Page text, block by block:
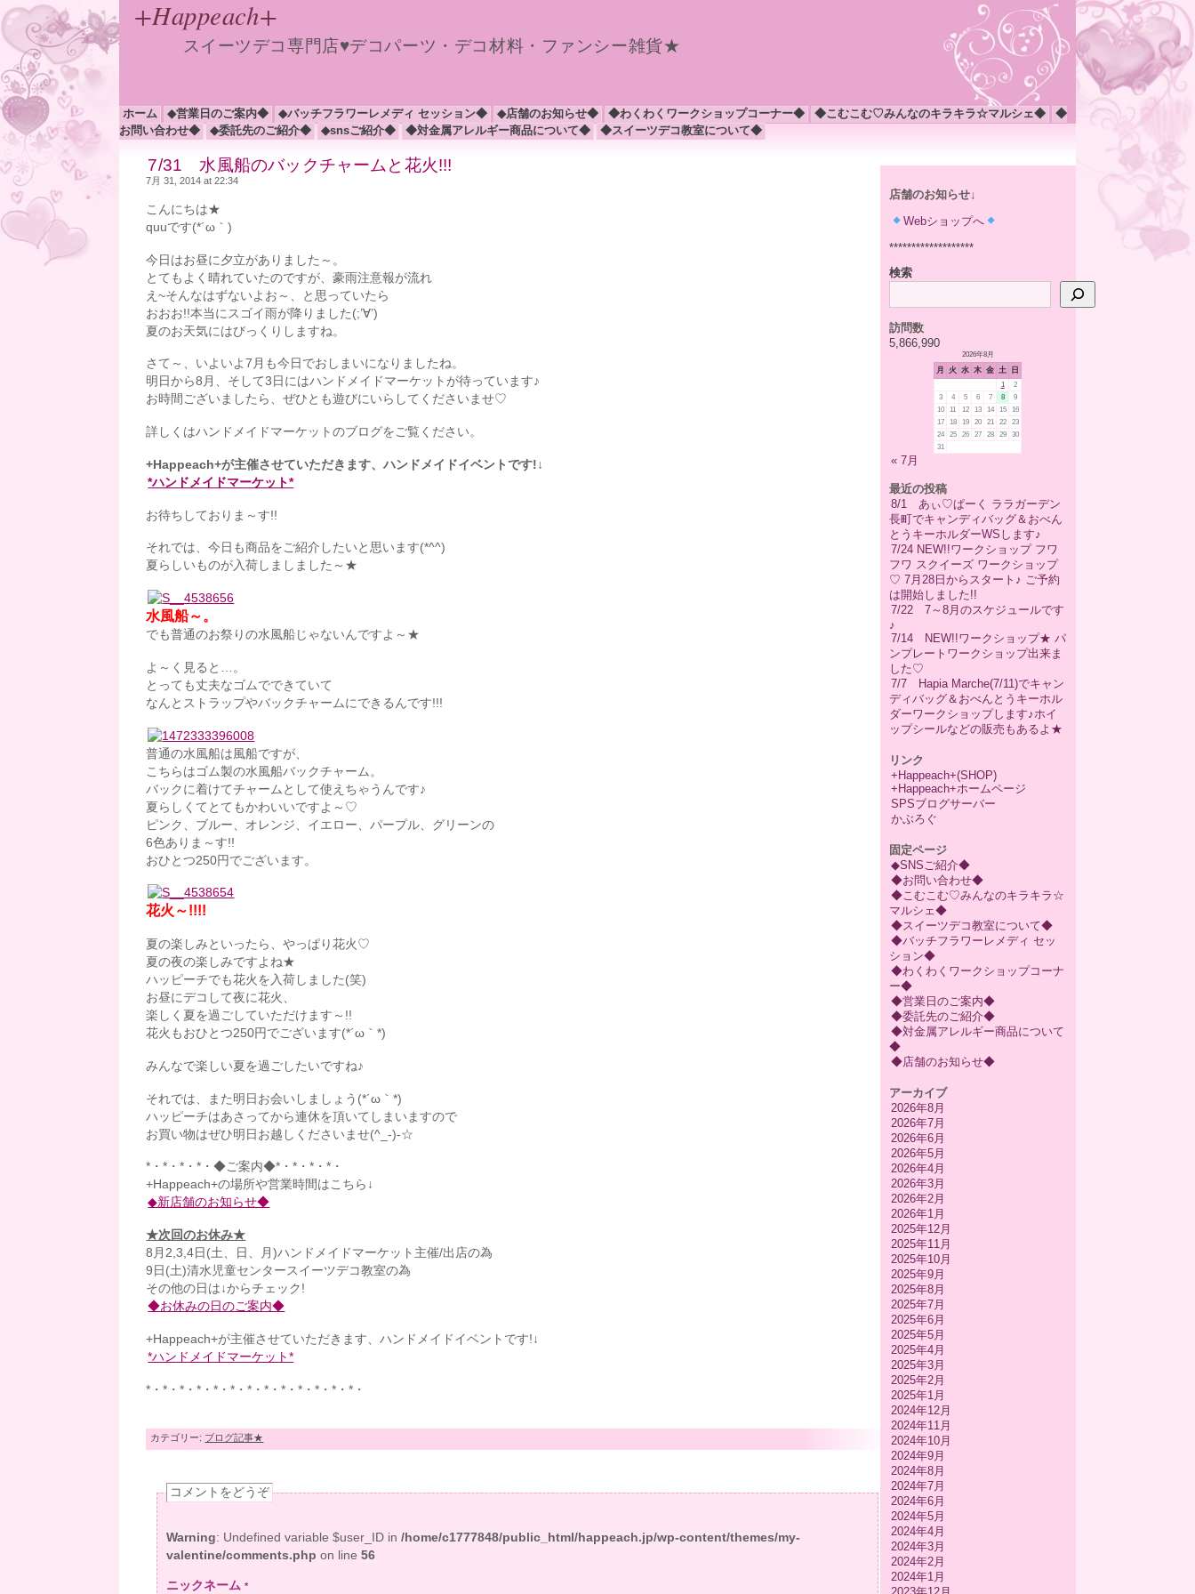
+Happeach+
スイーツデコ専門店♥デコパーツ・デコ材料・ファンシー雑貨★
ホーム ◆営業日のご案内◆ ◆バッチフラワーレメディ セッション◆ ◆店舗のお知らせ◆ ◆わくわくワークショップコーナー◆ ◆こむこむ♡みんなのキラキラ☆マルシェ◆
◆
お問い合わせ◆
◆委託先のご紹介◆ ◆snsご紹介◆ ◆対金属アレルギー商品について◆ ◆スイーツデコ教室について◆
店舗のお知らせ↓
Webショップへ
*******************
検索
訪問数
5,866,990
2026年8月
月 火 水 木 金 土 日
1
2
3
4 5 6 7 8
9
10
11 12 13 14 15
16
17
18 19 20 21 22
23
24
25 26 27 28 29
30
31
« 7月
最近の投稿
8/1 あぃ♡ぱーく ララガーデン
長町でキャンディバッグ＆おべん
とうキーホルダーWSします♪
7/24 NEW!!ワークショップ フワ
フワ スクイーズ ワークショップ
♡ 7月28日からスタート♪ ご予約
は開始しました!!
7/22 7～8月のスケジュールです
♪
7/14 NEW!!ワークショップ★ パ
ンプレートワークショップ出来ま
した♡
7/7 Hapia Marche(7/11)でキャン
ディバッグ＆おべんとうキーホル
ダーワークショップします♪ホイ
ップシールなどの販売もあるよ★
リンク
+Happeach+(SHOP)
+Happeach+ホームページ
SPSブログサーバー
かぶろぐ
固定ページ
◆SNSご紹介◆
◆お問い合わせ◆
◆こむこむ♡みんなのキラキラ☆
マルシェ◆
◆スイーツデコ教室について◆
◆バッチフラワーレメディ セッ
ション◆
◆わくわくワークショップコーナ
ー◆
◆営業日のご案内◆
◆委託先のご紹介◆
◆対金属アレルギー商品について
◆
◆店舗のお知らせ◆
アーカイブ
2026年8月
2026年7月
2026年6月
2026年5月
2026年4月
2026年3月
2026年2月
2026年1月
2025年12月
2025年11月
2025年10月
2025年9月
2025年8月
2025年7月
2025年6月
2025年5月
2025年4月
2025年3月
2025年2月
2025年1月
2024年12月
2024年11月
2024年10月
2024年9月
2024年8月
2024年7月
2024年6月
2024年5月
2024年4月
2024年3月
2024年2月
2024年1月
7/31 水風船のバックチャームと花火!!!
7月 31, 2014 at 22:34
こんにちは★
quuです(*´ω｀)
今日はお昼に夕立がありました～。
とてもよく晴れていたのですが、豪雨注意報が流れ
え~そんなはずないよお～、と思っていたら
おおお!!本当にスゴイ雨が降りました(;’∀’)
夏のお天気にはびっくりしますね。
さて～、いよいよ7月も今日でおしまいになりましたね。
明日から8月、そして3日にはハンドメイドマーケットが待っています♪
お時間ございましたら、ぜひとも遊びにいらしてくださいませ♡
詳しくはハンドメイドマーケットのブログをご覧ください。
+Happeach+が主催させていただきます、ハンドメイドイベントです!↓
*ハンドメイドマーケット*
お待ちしておりま～す!!
それでは、今日も商品をご紹介したいと思います(*^^)
夏らしいものが入荷しましました～★
水風船～。
でも普通のお祭りの水風船じゃないんですよ～★
よ～く見ると…。
とっても丈夫なゴムでできていて
なんとストラップやバックチャームにできるんです!!!
普通の水風船は風船ですが、
こちらはゴム製の水風船バックチャーム。
バックに着けてチャームとして使えちゃうんです♪
夏らしくてとてもかわいいですよ～♡
ピンク、ブルー、オレンジ、イエロー、パープル、グリーンの
6色ありま～す!!
おひとつ250円でございます。
花火～!!!!
夏の楽しみといったら、やっぱり花火♡
夏の夜の楽しみですよね★
ハッピーチでも花火を入荷しました(笑)
お昼にデコして夜に花火、
楽しく夏を過ごしていただけます～!!
花火もおひとつ250円でございます(*´ω｀*)
みんなで楽しい夏を過ごしたいですね♪
それでは、また明日お会いしましょう(*´ω｀*)
ハッピーチはあさってから連休を頂いてしまいますので
お買い物はぜひ明日お越しくださいませ(^_-)-☆
*・*・*・*・◆ご案内◆*・*・*・*・
+Happeach+の場所や営業時間はこちら↓
◆新店舗のお知らせ◆
★次回のお休み★
8月2,3,4日(土、日、月)ハンドメイドマーケット主催/出店の為
9日(土)清水児童センタースイーツデコ教室の為
その他の日は↓からチェック!
◆お休みの日のご案内◆
+Happeach+が主催させていただきます、ハンドメイドイベントです!↓
*ハンドメイドマーケット*
*・*・*・*・*・*・*・*・*・*・*・*・*・
カテゴリー: ブログ記事★
コメントをどうぞ
Warning : Undefined variable $user_ID in/home/c1777848/public_html/happeach.jp/wp-content/themes/my-
valentine/comments.php on line56
ニックネーム*